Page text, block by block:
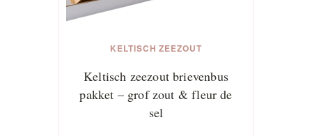
KELTISCH ZEEZOUT
Keltisch zeezout brievenbus
pakket – grof zout & fleur de
sel